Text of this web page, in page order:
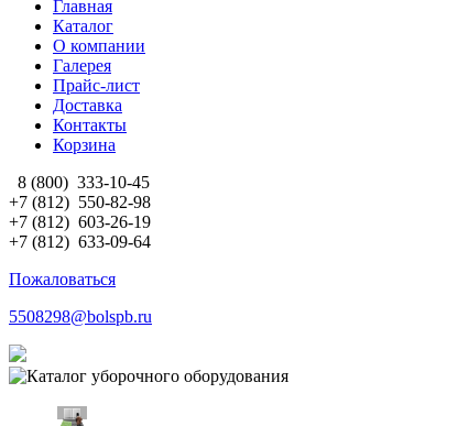
Главная
Каталог
О компании
Галерея
Прайс-лист
Доставка
Контакты
Корзина
8 (800) 333-10-45
+7 (812) 550-82-98
+7 (812) 603-26-19
+7 (812) 633-09-64
Пожаловаться
5508298@bolspb.ru